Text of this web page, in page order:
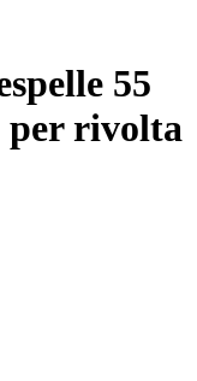
55
rivolta